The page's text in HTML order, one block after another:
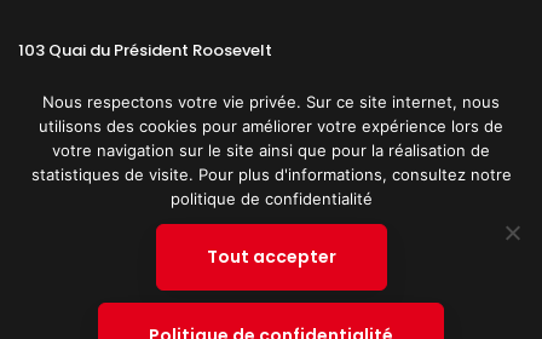
103 Quai du Président Roosevelt
CGU Politique de confidentialité
© 2019 PATRICK SPICA PRODUCTIONS. Tous droits réservés.
Nous respectons votre vie privée. Sur ce site internet, nous
utilisons des cookies pour améliorer votre expérience lors de
votre navigation sur le site ainsi que pour la réalisation de
statistiques de visite. Pour plus d'informations, consultez notre
politique de confidentialité
Tout accepter